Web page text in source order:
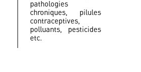
pathologies
chroniques, pilules
contraceptives,
polluants, pesticides
etc.